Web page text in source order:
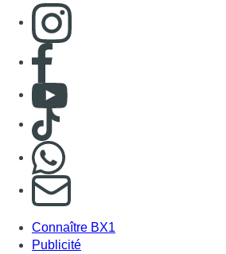
Consulter page Instagram
Consulter page Facebook
Consulter Youtube
Consulter TikTok
S'abonner à notre newsletter
Connaître BX1
Publicité